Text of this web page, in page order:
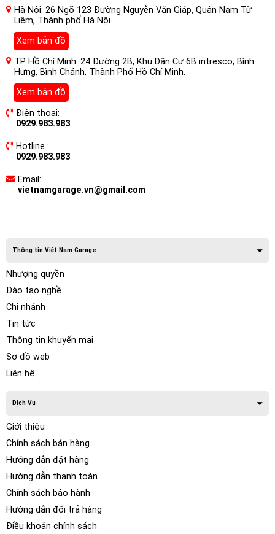
Hà Nội: 26 Ngõ 123 Đường Nguyễn Văn Giáp, Quận Nam Từ
Liêm, Thành phố Hà Nội.
Xem bản đồ
TP Hồ Chí Minh: 24 Đường 2B, Khu Dân Cư 6B intresco, Bình
Hưng, Bình Chánh, Thành Phố Hồ Chí Minh.
Xem bản đồ
Điện thoại:
0929.983.983
Hotline :
0929.983.983
Email:
vietnamgarage.vn@gmail.com
Thông tin Việt Nam Garage
Nhượng quyền
Đào tạo nghề
Chi nhánh
Tin tức
Thông tin khuyến mại
Sơ đồ web
Liên hệ
Dịch Vụ
Giới thiệu
Chính sách bán hàng
Hướng dẫn đặt hàng
Hướng dẫn thanh toán
Chính sách bảo hành
Hướng dẫn đổi trả hàng
Điều khoản chính sách